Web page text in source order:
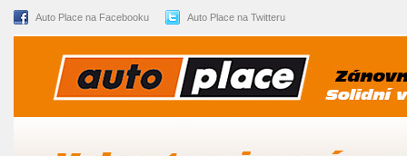
Auto Place na Facebooku Auto Place na Twitteru